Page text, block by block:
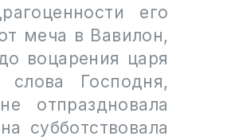
его
меча в Вавилон,
воцарения царя
Господня,
отпраздновала
субботствовала